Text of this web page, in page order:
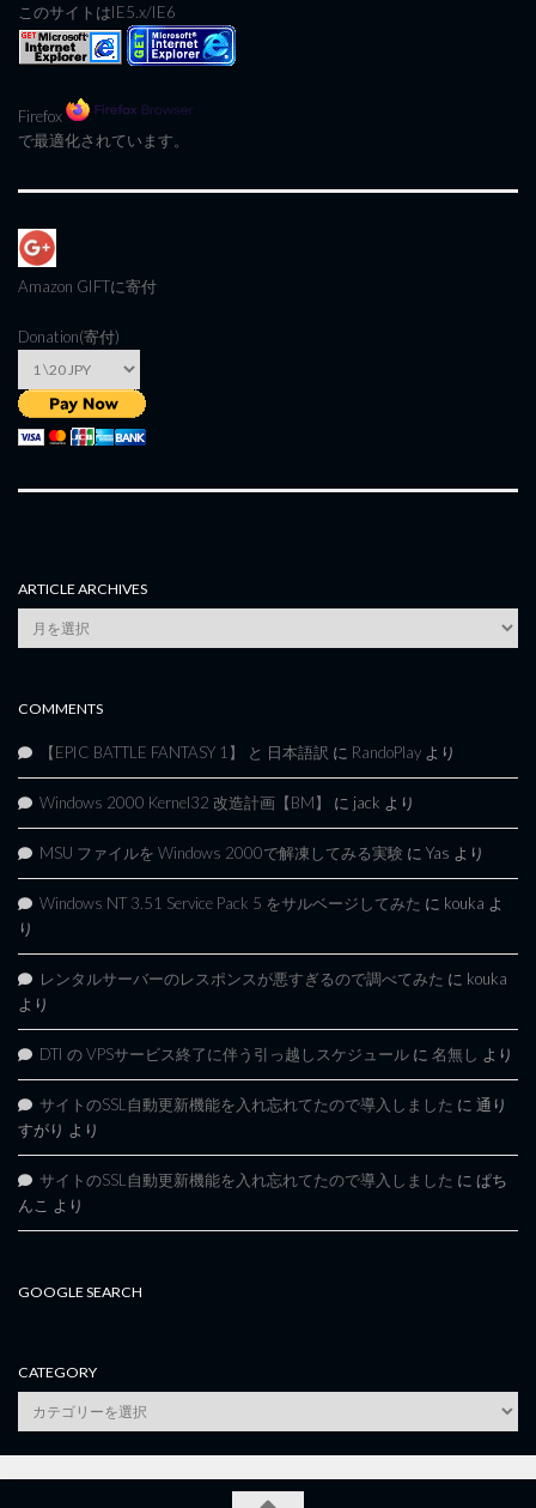
このサイトはIE5.x/IE6
Firefox
で最適化されています。
Amazon GIFTに寄付
Donation(寄付)
ARTICLE ARCHIVES
Article
Archives
COMMENTS
【EPIC BATTLE FANTASY 1】 と 日本語訳 に RandoPlay より
Windows 2000 Kernel32 改造計画【BM】 に jack より
MSU ファイルを Windows 2000で解凍してみる実験 に Yas より
Windows NT 3.51 Service Pack 5 をサルベージしてみた に kouka よ
り
レンタルサーバーのレスポンスが悪すぎるので調べてみた に kouka
より
DTI の VPSサービス終了に伴う引っ越しスケジュール に 名無し より
サイトのSSL自動更新機能を入れ忘れてたので導入しました に 通り
すがり より
サイトのSSL自動更新機能を入れ忘れてたので導入しました に ぱち
んこ より
GOOGLE SEARCH
CATEGORY
category